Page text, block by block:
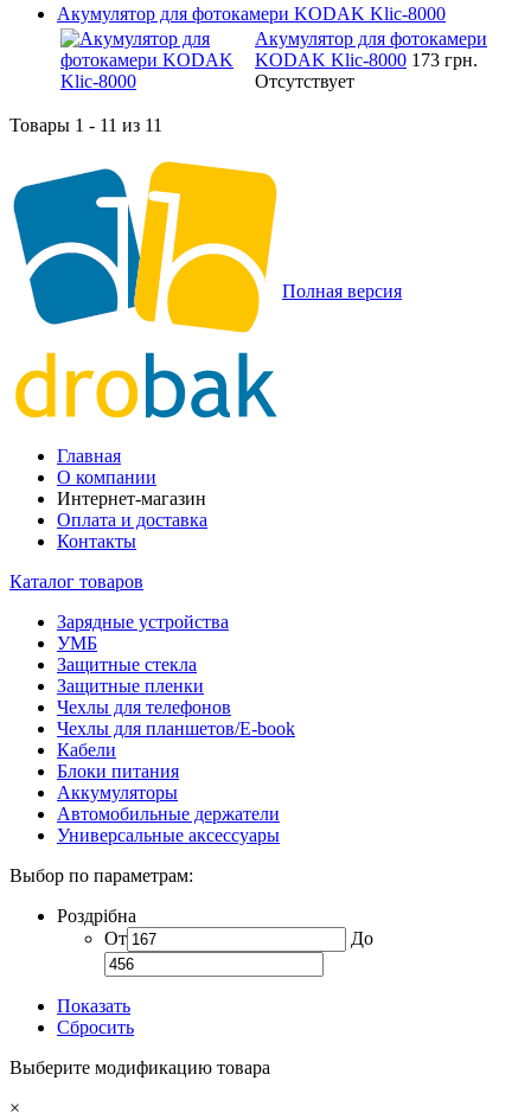
Акумулятор для фотокамери KODAK Klic-8000
Акумулятор для фотокамери
KODAK Klic-8000 173 грн.
Отсутствует
Товары 1 - 11 из 11
Полная версия
Главная
О компании
Интернет-магазин
Оплата и доставка
Контакты
Каталог товаров
Зарядные устройства
УМБ
Защитные стекла
Защитные пленки
Чехлы для телефонов
Чехлы для планшетов/E-book
Кабели
Блоки питания
Аккумуляторы
Автомобильные держатели
Универсальные аксессуары
Выбор по параметрам:
Роздрібна
От
До
Показать
Сбросить
Выберите модификацию товара
×